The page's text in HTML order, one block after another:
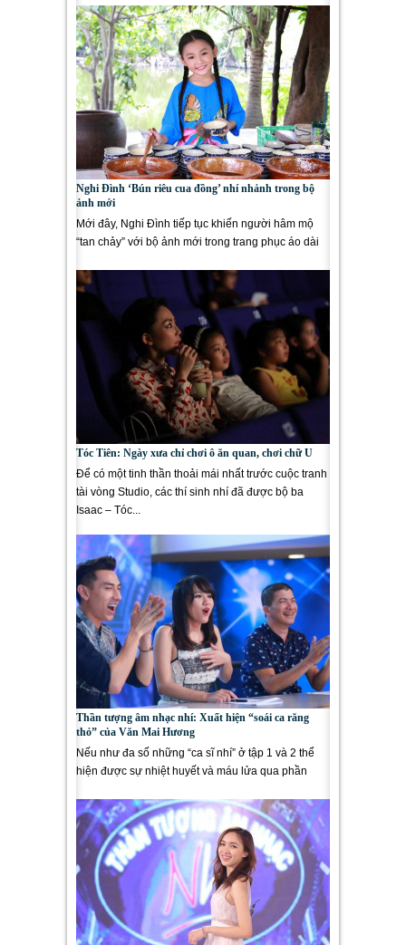
Nghi Đình ‘Bún riêu cua đồng’ nhí nhảnh trong bộ
ảnh mới
Mới đây, Nghi Đình tiếp tục khiến người hâm mộ
“tan chảy” với bộ ảnh mới trong trang phục áo dài
Tóc Tiên: Ngày xưa chỉ chơi ô ăn quan, chơi chữ U
Để có một tinh thần thoải mái nhất trước cuộc tranh
tài vòng Studio, các thí sinh nhí đã được bộ ba
Isaac – Tóc...
Thần tượng âm nhạc nhí: Xuất hiện “soái ca răng
thỏ” của Văn Mai Hương
Nếu như đa số những “ca sĩ nhí” ở tập 1 và 2 thể
hiện được sự nhiệt huyết và máu lửa qua phần